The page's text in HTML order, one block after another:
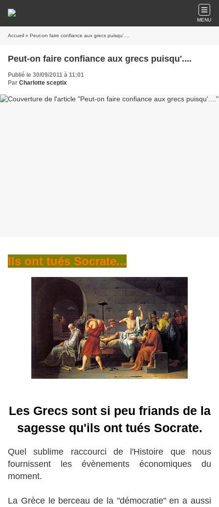
MENU
Accueil » Peut-on faire confiance aux grecs puisqu'....
Peut-on faire confiance aux grecs puisqu'....
Publié le 30/09/2011 à 11:01
Par Charlotte sceptix
Ils ont tués Socrate...
Les Grecs sont si peu friands de la
sagesse qu'ils ont tués Socrate.
Quel sublime raccourci de l'Histoire que nous
fournissent les évènements économiques du
moment.
La Grèce le berceau de la "démocratie" en a aussi